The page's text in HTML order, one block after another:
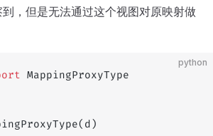
，但是无法通过这个视图对原映射做
python
MappingProxyType